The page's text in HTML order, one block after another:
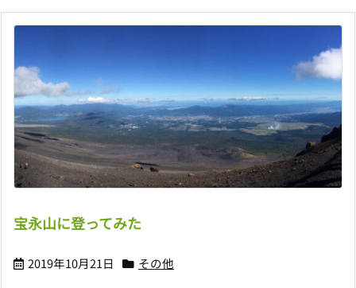
宝永山に登ってみた
2019年10月21日 その他